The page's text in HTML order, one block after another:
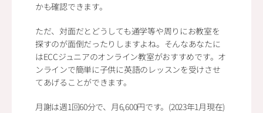
かも確認できます。
ただ、対面だとどうしても通学等や周りにお教室を
探すのが面倒だったりしますよね。そんなあなたに
はECCジュニアのオンライン教室がおすすめです。オ
ンラインで簡単に子供に英語のレッスンを受けさせ
てあげることができます。
月謝は週1回60分で、月6,600円です。(2023年1月現在)